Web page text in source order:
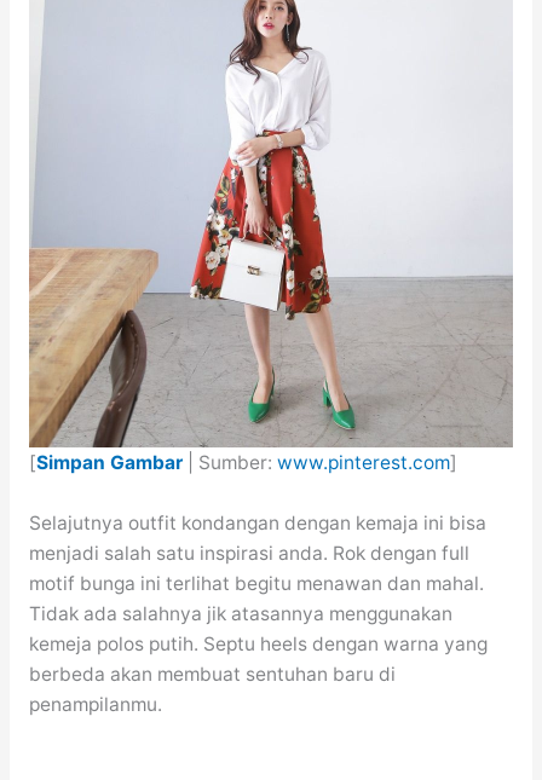
[Simpan Gambar| Sumber: www.pinterest.com]
Selajutnya outfit kondangan dengan kemaja ini bisa
menjadi salah satu inspirasi anda. Rok dengan full
motif bunga ini terlihat begitu menawan dan mahal.
Tidak ada salahnya jik atasannya menggunakan
kemeja polos putih. Septu heels dengan warna yang
berbeda akan membuat sentuhan baru di
penampilanmu.